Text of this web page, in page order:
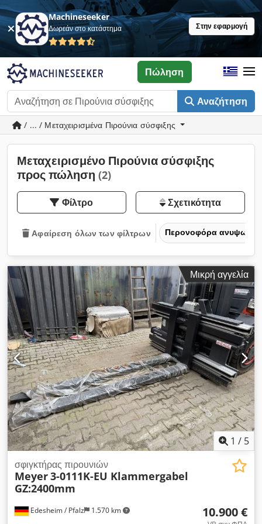
Machineseeker
Δωρεάν στο κατάστημα Στην εφαρμογή
Αναζήτηση
Πώληση
/ ... / Μεταχειρισμένα Πιρούνια σύσφιξης
Μεταχειρισμένο Πιρούνια σύσφιξης
προς πώληση (2)
Φίλτρο Σχετικότητα
Αφαίρεση όλων των φίλτρων Περονοφόρα
Μικρή αγγελία
1 / 5
Edesheim / Pfalz 1.570 km
σφιγκτήρας πιρουνιών
Meyer3-0111K-EU Klammergabel
GZ:2400mm
10.900 €